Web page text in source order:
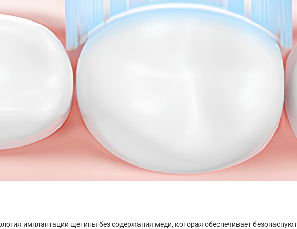
имплантации щетины без содержания меди, которая обеспечивает безопасную